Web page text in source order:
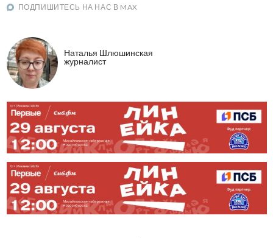
ПОДПИШИТЕСЬ НА НАС В MAX
Наталья Шлюшинская
журналист